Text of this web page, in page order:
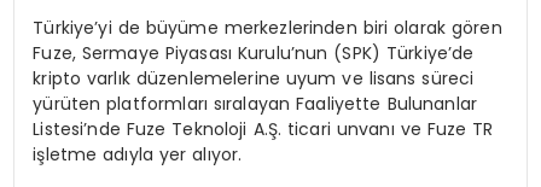
Türkiye’yi de büyüme merkezlerinden biri olarak gören
Fuze, Sermaye Piyasası Kurulu’nun (SPK) Türkiye’de
kripto varlık düzenlemelerine uyum ve lisans süreci
yürüten platformları sıralayan Faaliyette Bulunanlar
Listesi’nde Fuze Teknoloji A.Ş. ticari unvanı ve Fuze TR
işletme adıyla yer alıyor.